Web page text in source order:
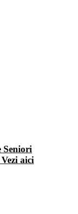
Seniori
aici